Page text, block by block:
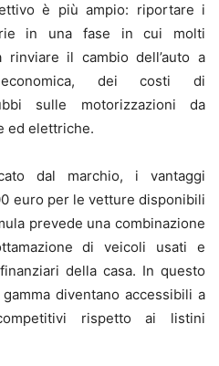
è più ampio: riportare i
in una fase in cui molti
rinviare il cambio dell’auto a
economica, dei costi di
sulle motorizzazioni da
ed elettriche.
dal marchio, i vantaggi
euro per le vetture disponibili
prevede una combinazione
di veicoli usati e
della casa. In questo
diventano accessibili a
rispetto ai listini